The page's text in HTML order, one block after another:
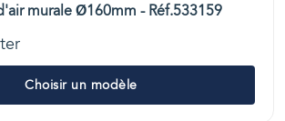
murale Ø160mm - Réf.533159
Choisir un modèle